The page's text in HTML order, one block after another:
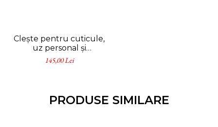
Clește pentru cuticule,
uz personal și
profesional, oțel
inoxidabil
145,00 Lei
PRODUSE SIMILARE